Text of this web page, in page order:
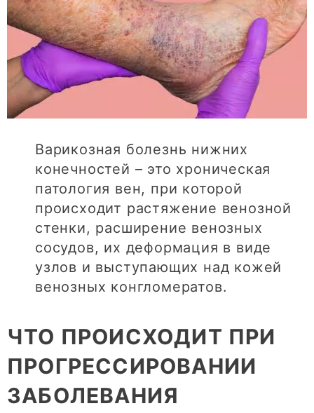
Варикозная болезнь нижних
конечностей – это хроническая
патология вен, при которой
происходит растяжение венозной
стенки, расширение венозных
сосудов, их деформация в виде
узлов и выступающих над кожей
венозных конгломератов.
ЧТО ПРОИСХОДИТ ПРИ
ПРОГРЕССИРОВАНИИ
ЗАБОЛЕВАНИЯ